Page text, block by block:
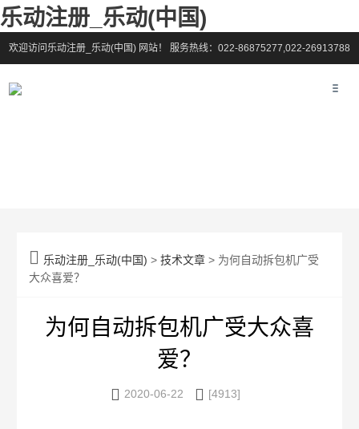
乐动注册_乐动(中国)
欢迎访问乐动注册_乐动(中国) 网站！ 服务热线：022-86875277,022-26913788
 乐动注册_乐动(中国) >技术文章 > 为何自动拆包机广受
大众喜爱？
为何自动拆包机广受大众喜
爱？
 2020-06-22  [4913]